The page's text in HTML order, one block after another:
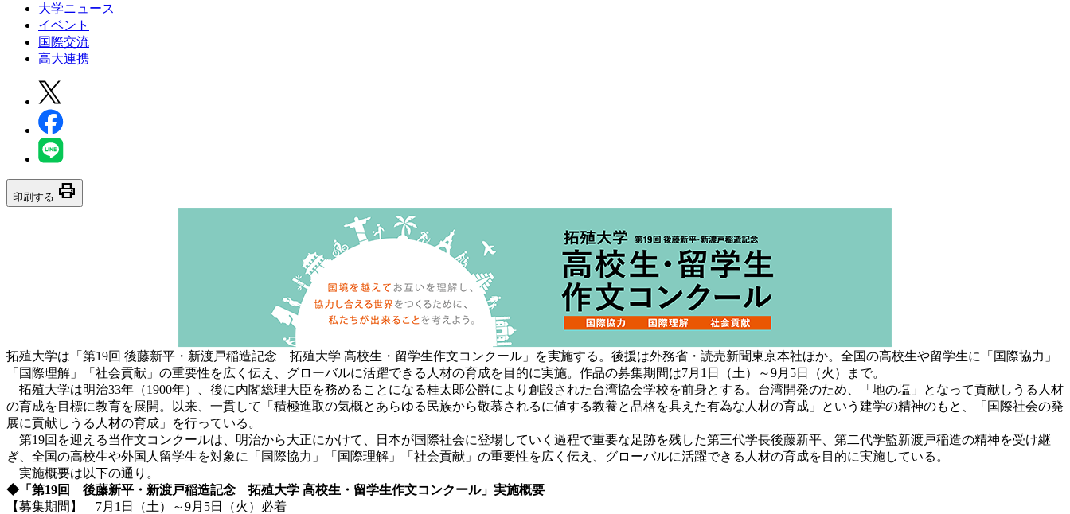
大学ニュース
イベント
国際交流
高大連携
印刷する print
拓殖大学は「第19回 後藤新平・新渡戸稲造記念 拓殖大学 高校生・留学生作文コンクール」を実施する。後援は外務省・読売新聞東京本社ほか。全国の高校生や留学生に「国際協力」
「国際理解」「社会貢献」の重要性を広く伝え、グローバルに活躍できる人材の育成を目的に実施。作品の募集期間は7月1日（土）～9月5日（火）まで。
拓殖大学は明治33年（1900年）、後に内閣総理大臣を務めることになる桂太郎公爵により創設された台湾協会学校を前身とする。台湾開発のため、「地の塩」となって貢献しうる人材
の育成を目標に教育を展開。以来、一貫して「積極進取の気概とあらゆる民族から敬慕されるに値する教養と品格を具えた有為な人材の育成」という建学の精神のもと、「国際社会の発
展に貢献しうる人材の育成」を行っている。
第19回を迎える当作文コンクールは、明治から大正にかけて、日本が国際社会に登場していく過程で重要な足跡を残した第三代学長後藤新平、第二代学監新渡戸稲造の精神を受け継
ぎ、全国の高校生や外国人留学生を対象に「国際協力」「国際理解」「社会貢献」の重要性を広く伝え、グローバルに活躍できる人材の育成を目的に実施している。
実施概要は以下の通り。
◆「第19回 後藤新平・新渡戸稲造記念 拓殖大学 高校生・留学生作文コンクール」実施概要
【募集期間】 7月1日（土）～9月5日（火）必着